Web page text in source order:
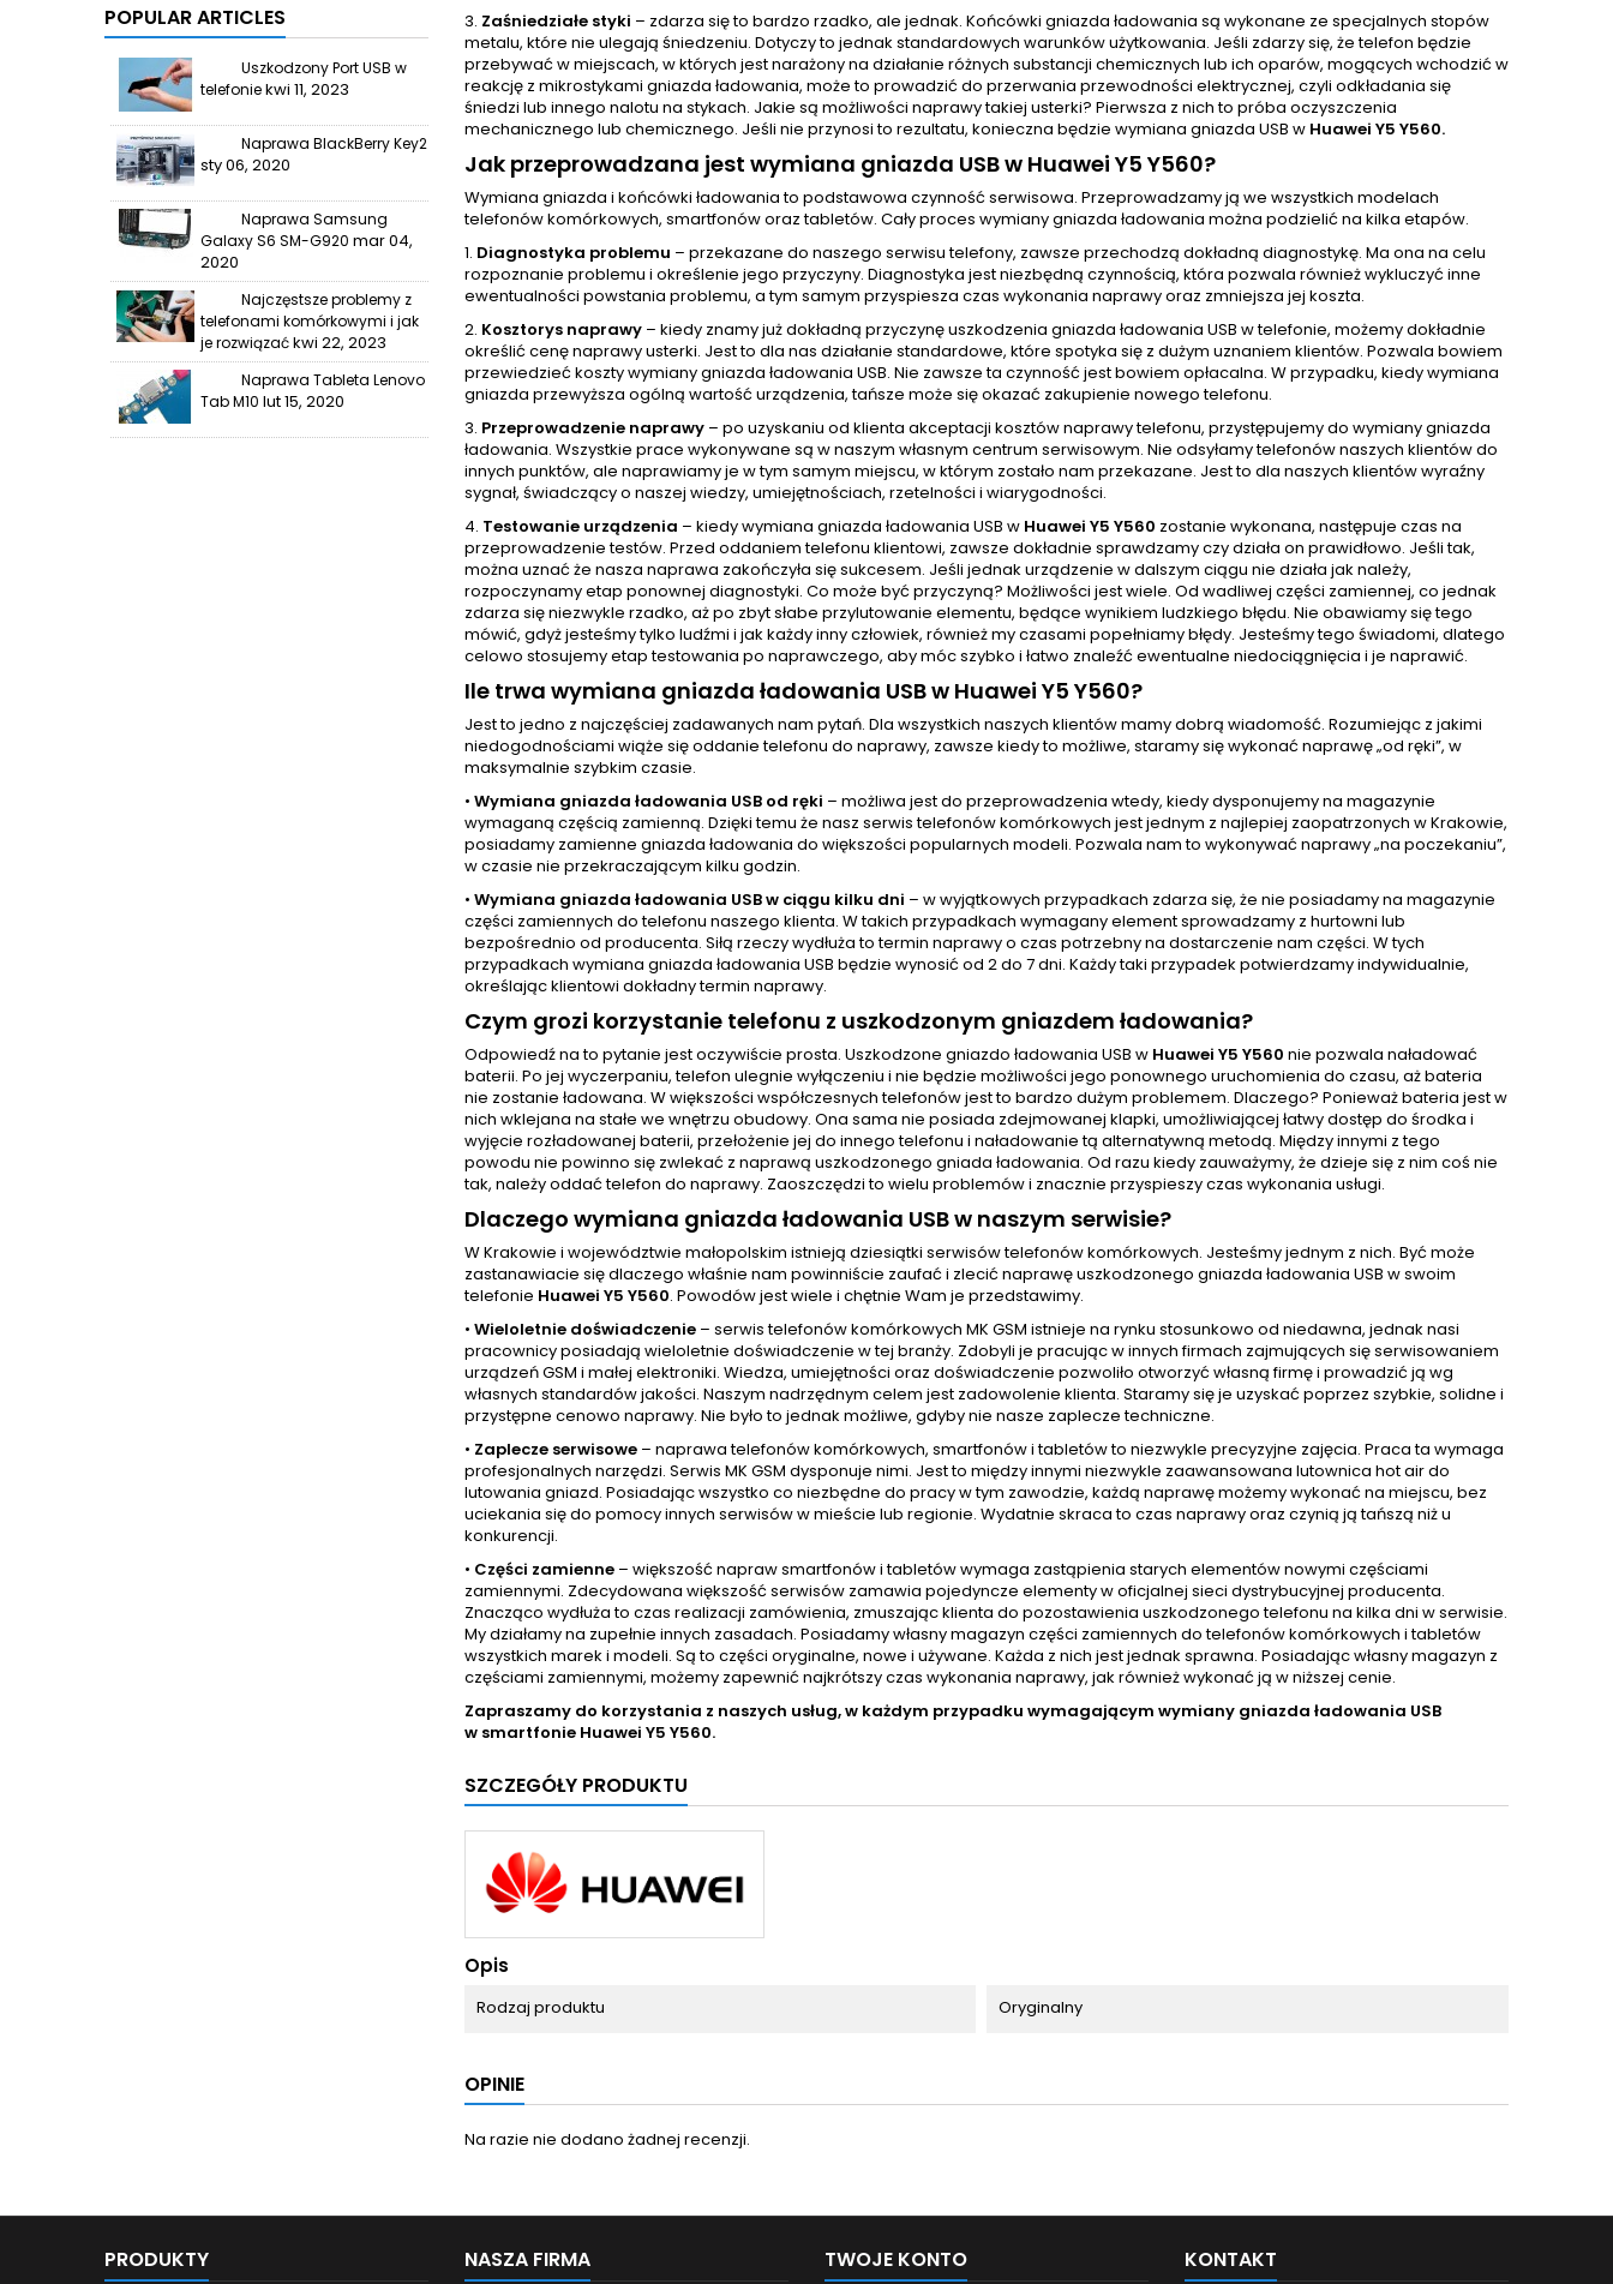
POPULAR ARTICLES
Uszkodzony Port USB w
telefoniekwi 11, 2023
Naprawa BlackBerry Key2
sty 06, 2020
Naprawa Samsung
Galaxy S6 SM-G920 mar 04,
2020
Najczęstsze problemy z
telefonami komórkowymi i jak
je rozwiązaćkwi 22, 2023
Naprawa Tableta Lenovo
Tab M10 lut 15, 2020
3. Zaśniedziałe styki – zdarza się to bardzo rzadko, ale jednak. Końcówki gniazda ładowania są wykonane ze specjalnych stopów
metalu, które nie ulegają śniedzeniu. Dotyczy to jednak standardowych warunków użytkowania. Jeśli zdarzy się, że telefon będzie
przebywać w miejscach, w których jest narażony na działanie różnych substancji chemicznych lub ich oparów, mogących wchodzić w
reakcję z mikrostykami gniazda ładowania, może to prowadzić do przerwania przewodności elektrycznej, czyli odkładania się
śniedzi lub innego nalotu na stykach. Jakie są możliwości naprawy takiej usterki? Pierwsza z nich to próba oczyszczenia
mechanicznego lub chemicznego. Jeśli nie przynosi to rezultatu, konieczna będzie wymiana gniazda USB w Huawei Y5 Y560.
Jak przeprowadzana jest wymiana gniazda USB w Huawei Y5 Y560?
Wymiana gniazda i końcówki ładowania to podstawowa czynność serwisowa. Przeprowadzamy ją we wszystkich modelach
telefonów komórkowych, smartfonów oraz tabletów. Cały proces wymiany gniazda ładowania można podzielić na kilka etapów.
1. Diagnostyka problemu – przekazane do naszego serwisu telefony, zawsze przechodzą dokładną diagnostykę. Ma ona na celu
rozpoznanie problemu i określenie jego przyczyny. Diagnostyka jest niezbędną czynnością, która pozwala również wykluczyć inne
ewentualności powstania problemu, a tym samym przyspiesza czas wykonania naprawy oraz zmniejsza jej koszta.
2. Kosztorys naprawy – kiedy znamy już dokładną przyczynę uszkodzenia gniazda ładowania USB w telefonie, możemy dokładnie
określić cenę naprawy usterki. Jest to dla nas działanie standardowe, które spotyka się z dużym uznaniem klientów. Pozwala bowiem
przewiedzieć koszty wymiany gniazda ładowania USB. Nie zawsze ta czynność jest bowiem opłacalna. W przypadku, kiedy wymiana
gniazda przewyższa ogólną wartość urządzenia, tańsze może się okazać zakupienie nowego telefonu.
3. Przeprowadzenie naprawy – po uzyskaniu od klienta akceptacji kosztów naprawy telefonu, przystępujemy do wymiany gniazda
ładowania. Wszystkie prace wykonywane są w naszym własnym centrum serwisowym. Nie odsyłamy telefonów naszych klientów do
innych punktów, ale naprawiamy je w tym samym miejscu, w którym zostało nam przekazane. Jest to dla naszych klientów wyraźny
sygnał, świadczący o naszej wiedzy, umiejętnościach, rzetelności i wiarygodności.
4. Testowanie urządzenia – kiedy wymiana gniazda ładowania USB w Huawei Y5 Y560 zostanie wykonana, następuje czas na
przeprowadzenie testów. Przed oddaniem telefonu klientowi, zawsze dokładnie sprawdzamy czy działa on prawidłowo. Jeśli tak,
można uznać że nasza naprawa zakończyła się sukcesem. Jeśli jednak urządzenie w dalszym ciągu nie działa jak należy,
rozpoczynamy etap ponownej diagnostyki. Co może być przyczyną? Możliwości jest wiele. Od wadliwej części zamiennej, co jednak
zdarza się niezwykle rzadko, aż po zbyt słabe przylutowanie elementu, będące wynikiem ludzkiego błędu. Nie obawiamy się tego
mówić, gdyż jesteśmy tylko ludźmi i jak każdy inny człowiek, również my czasami popełniamy błędy. Jesteśmy tego świadomi, dlatego
celowo stosujemy etap testowania po naprawczego, aby móc szybko i łatwo znaleźć ewentualne niedociągnięcia i je naprawić.
Ile trwa wymiana gniazda ładowania USB w Huawei Y5 Y560?
Jest to jedno z najczęściej zadawanych nam pytań. Dla wszystkich naszych klientów mamy dobrą wiadomość. Rozumiejąc z jakimi
niedogodnościami wiąże się oddanie telefonu do naprawy, zawsze kiedy to możliwe, staramy się wykonać naprawę „od ręki”, w
maksymalnie szybkim czasie.
• Wymiana gniazda ładowania USB od ręki – możliwa jest do przeprowadzenia wtedy, kiedy dysponujemy na magazynie
wymaganą częścią zamienną. Dzięki temu że nasz serwis telefonów komórkowych jest jednym z najlepiej zaopatrzonych w Krakowie,
posiadamy zamienne gniazda ładowania do większości popularnych modeli. Pozwala nam to wykonywać naprawy „na poczekaniu”,
w czasie nie przekraczającym kilku godzin.
• Wymiana gniazda ładowania USB w ciągu kilku dni – w wyjątkowych przypadkach zdarza się, że nie posiadamy na magazynie
części zamiennych do telefonu naszego klienta. W takich przypadkach wymagany element sprowadzamy z hurtowni lub
bezpośrednio od producenta. Siłą rzeczy wydłuża to termin naprawy o czas potrzebny na dostarczenie nam części. W tych
przypadkach wymiana gniazda ładowania USB będzie wynosić od 2 do 7 dni. Każdy taki przypadek potwierdzamy indywidualnie,
określając klientowi dokładny termin naprawy.
Czym grozi korzystanie telefonu z uszkodzonym gniazdem ładowania?
Odpowiedź na to pytanie jest oczywiście prosta. Uszkodzone gniazdo ładowania USB w Huawei Y5 Y560 nie pozwala naładować
baterii. Po jej wyczerpaniu, telefon ulegnie wyłączeniu i nie będzie możliwości jego ponownego uruchomienia do czasu, aż bateria
nie zostanie ładowana. W większości współczesnych telefonów jest to bardzo dużym problemem. Dlaczego? Ponieważ bateria jest w
nich wklejana na stałe we wnętrzu obudowy. Ona sama nie posiada zdejmowanej klapki, umożliwiającej łatwy dostęp do środka i
wyjęcie rozładowanej baterii, przełożenie jej do innego telefonu i naładowanie tą alternatywną metodą. Między innymi z tego
powodu nie powinno się zwlekać z naprawą uszkodzonego gniada ładowania. Od razu kiedy zauważymy, że dzieje się z nim coś nie
tak, należy oddać telefon do naprawy. Zaoszczędzi to wielu problemów i znacznie przyspieszy czas wykonania usługi.
Dlaczego wymiana gniazda ładowania USB w naszym serwisie?
W Krakowie i województwie małopolskim istnieją dziesiątki serwisów telefonów komórkowych. Jesteśmy jednym z nich. Być może
zastanawiacie się dlaczego właśnie nam powinniście zaufać i zlecić naprawę uszkodzonego gniazda ładowania USB w swoim
telefonie Huawei Y5 Y560. Powodów jest wiele i chętnie Wam je przedstawimy.
• Wieloletnie doświadczenie – serwis telefonów komórkowych MK GSM istnieje na rynku stosunkowo od niedawna, jednak nasi
pracownicy posiadają wieloletnie doświadczenie w tej branży. Zdobyli je pracując w innych firmach zajmujących się serwisowaniem
urządzeń GSM i małej elektroniki. Wiedza, umiejętności oraz doświadczenie pozwoliło otworzyć własną firmę i prowadzić ją wg
własnych standardów jakości. Naszym nadrzędnym celem jest zadowolenie klienta. Staramy się je uzyskać poprzez szybkie, solidne i
przystępne cenowo naprawy. Nie było to jednak możliwe, gdyby nie nasze zaplecze techniczne.
• Zaplecze serwisowe – naprawa telefonów komórkowych, smartfonów i tabletów to niezwykle precyzyjne zajęcia. Praca ta wymaga
profesjonalnych narzędzi. Serwis MK GSM dysponuje nimi. Jest to między innymi niezwykle zaawansowana lutownica hot air do
lutowania gniazd. Posiadając wszystko co niezbędne do pracy w tym zawodzie, każdą naprawę możemy wykonać na miejscu, bez
uciekania się do pomocy innych serwisów w mieście lub regionie. Wydatnie skraca to czas naprawy oraz czynią ją tańszą niż u
konkurencji.
• Części zamienne – większość napraw smartfonów i tabletów wymaga zastąpienia starych elementów nowymi częściami
zamiennymi. Zdecydowana większość serwisów zamawia pojedyncze elementy w oficjalnej sieci dystrybucyjnej producenta.
Znacząco wydłuża to czas realizacji zamówienia, zmuszając klienta do pozostawienia uszkodzonego telefonu na kilka dni w serwisie.
My działamy na zupełnie innych zasadach. Posiadamy własny magazyn części zamiennych do telefonów komórkowych i tabletów
wszystkich marek i modeli. Są to części oryginalne, nowe i używane. Każda z nich jest jednak sprawna. Posiadając własny magazyn z
częściami zamiennymi, możemy zapewnić najkrótszy czas wykonania naprawy, jak również wykonać ją w niższej cenie.
Zapraszamy do korzystania z naszych usług, w każdym przypadku wymagającym wymiany gniazda ładowania USB
w smartfonie Huawei Y5 Y560.
SZCZEGÓŁY PRODUKTU
Opis
Rodzaj produktu Oryginalny
OPINIE
Na razie nie dodano żadnej recenzji.
PRODUKTY NASZA FIRMA TWOJE KONTO KONTAKT